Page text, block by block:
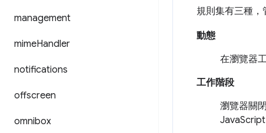
management
mimeHandler
notifications
offscreen
omnibox
規則集有三種，
動態
在瀏覽器
工作階段
瀏覽器關
JavaScript